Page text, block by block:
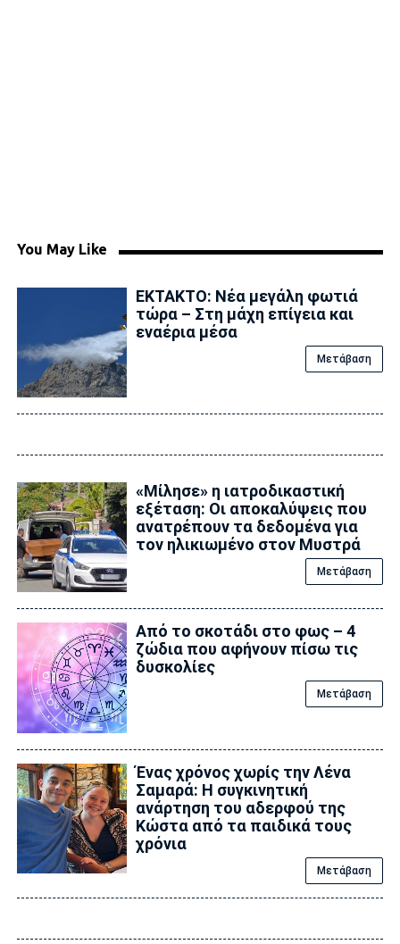
You May Like
ΕΚΤΑΚΤΟ: Νέα μεγάλη φωτιά
τώρα – Στη μάχη επίγεια και
εναέρια μέσα
Μετάβαση
«Μίλησε» η ιατροδικαστική
εξέταση: Οι αποκαλύψεις που
ανατρέπουν τα δεδομένα για
τον ηλικιωμένο στον Μυστρά
Μετάβαση
Από το σκοτάδι στο φως – 4
ζώδια που αφήνουν πίσω τις
δυσκολίες
Μετάβαση
Ένας χρόνος χωρίς την Λένα
Σαμαρά: Η συγκινητική
ανάρτηση του αδερφού της
Κώστα από τα παιδικά τους
χρόνια
Μετάβαση